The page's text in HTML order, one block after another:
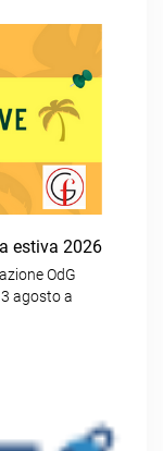
estiva 2026
OdG
agosto a